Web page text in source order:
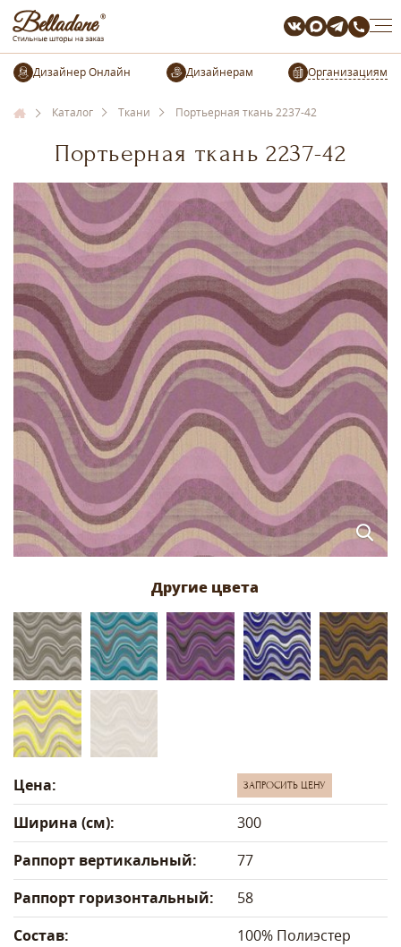
Организациям
Каталог Ткани Портьерная ткань 2237-42
Портьерная ткань 2237-42
Цена: ЗАПРОСИТЬ ЦЕНУ
Ширина (см):
300
Раппорт вертикальный:
77
Раппорт горизонтальный:
58
Состав:
100% Полиэстер